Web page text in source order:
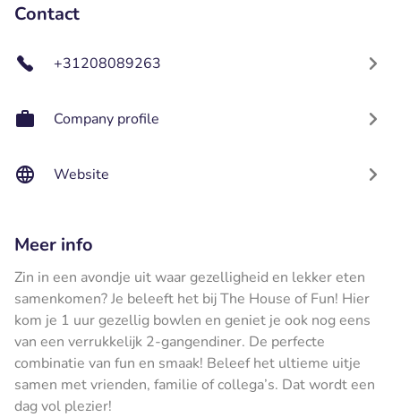
Contact
+31208089263
Company profile
Website
Meer info
Zin in een avondje uit waar gezelligheid en lekker eten
samenkomen? Je beleeft het bij The House of Fun! Hier
kom je 1 uur gezellig bowlen en geniet je ook nog eens
van een verrukkelijk 2-gangendiner. De perfecte
combinatie van fun en smaak! Beleef het ultieme uitje
samen met vrienden, familie of collega’s. Dat wordt een
dag vol plezier!